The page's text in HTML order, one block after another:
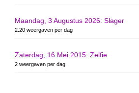
Maandag, 3 Augustus 2026: Slager
2.20 weergaven per dag
Zaterdag, 16 Mei 2015: Zelfie
2 weergaven per dag